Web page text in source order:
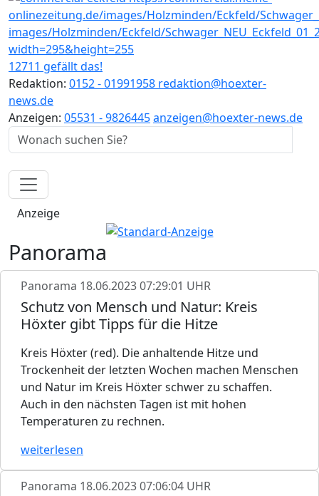
12711 gefällt das!
Redaktion: 0152 - 01991958 redaktion@hoexter-
news.de
Anzeigen: 05531 - 9826445anzeigen@hoexter-news.de
Anzeige
Panorama
Panorama 18.06.2023 07:29:01 UHR
Schutz von Mensch und Natur: Kreis
Höxter gibt Tipps für die Hitze
Kreis Höxter (red). Die anhaltende Hitze und
Trockenheit der letzten Wochen machen Menschen
und Natur im Kreis Höxter schwer zu schaffen.
Auch in den nächsten Tagen ist mit hohen
Temperaturen zu rechnen.
weiterlesen
Panorama 18.06.2023 07:06:04 UHR